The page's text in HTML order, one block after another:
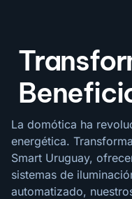
La domótica ha
energética.
Smart Uruguay,
sistemas de
automatizado,